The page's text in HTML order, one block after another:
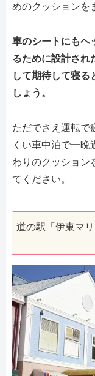
めのクッションを
車のシートにもヘ
るために設計され
して期待して寝る
しょう。
ただでさえ運転で
くい車中泊で一
わりのクッション
てください。
道の駅「伊東マ